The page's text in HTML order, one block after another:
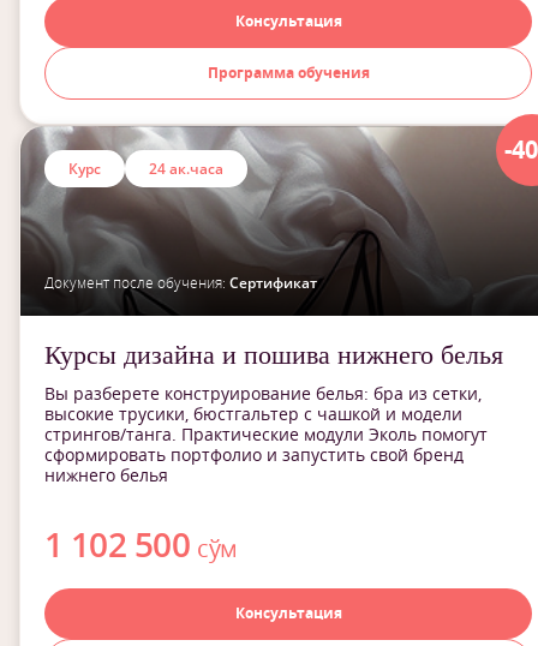
Консультация
Программа обучения
-
Курс 24 ак.часа
Документ после обучения: Сертификат
Курсы дизайна и пошива нижнего белья
Вы разберете конструирование белья: бра из сетки,
высокие трусики, бюстгальтер с чашкой и модели
стрингов/танга. Практические модули Эколь помогут
сформировать портфолио и запустить свой бренд
нижнего белья
1 102 500 сўм
Консультация